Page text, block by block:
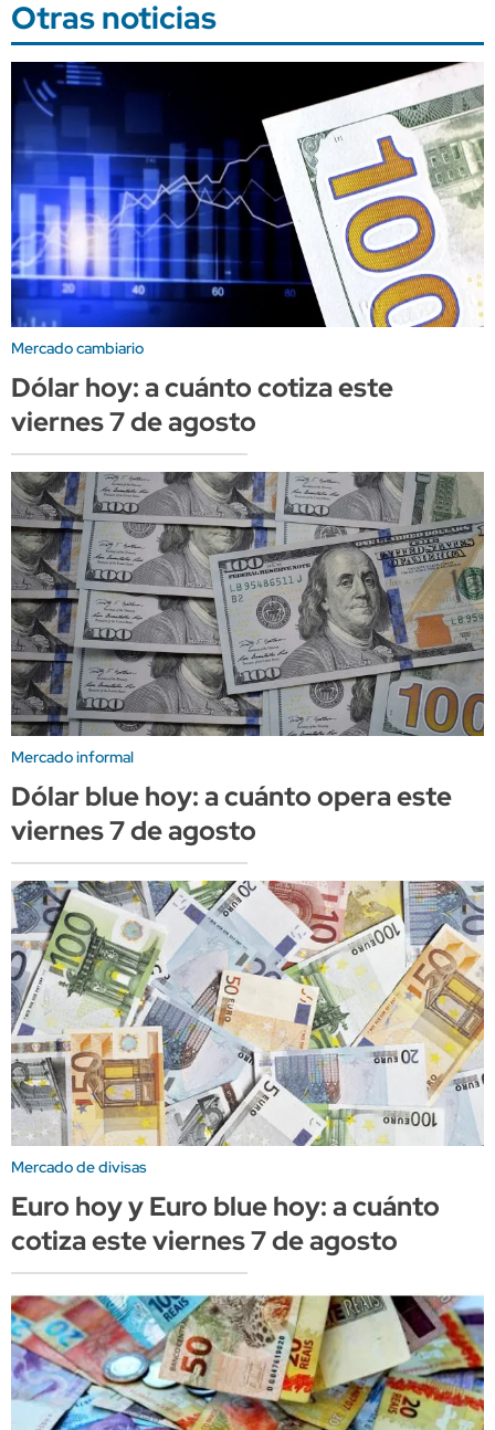
Otras noticias
Mercado cambiario
Dólar hoy: a cuánto cotiza este
viernes 7 de agosto
Mercado informal
Dólar blue hoy: a cuánto opera este
viernes 7 de agosto
Mercado de divisas
Euro hoy y Euro blue hoy: a cuánto
cotiza este viernes 7 de agosto